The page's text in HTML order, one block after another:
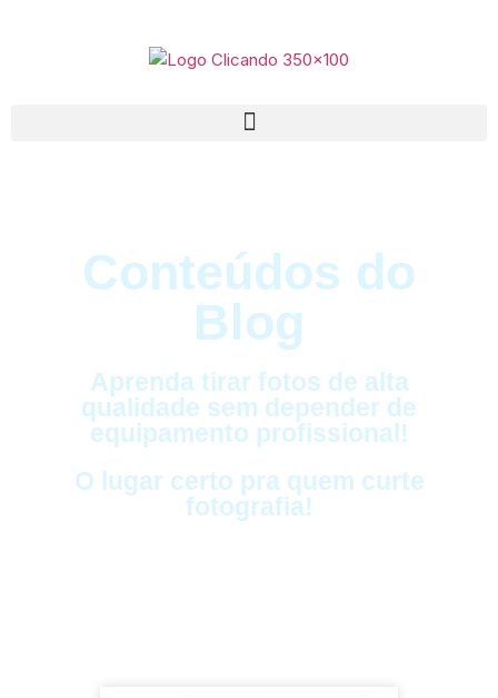
Conteúdos do
Blog
Aprenda tirar fotos de alta
qualidade sem depender de
equipamento profissional!
O lugar certo pra quem curte
fotografia!